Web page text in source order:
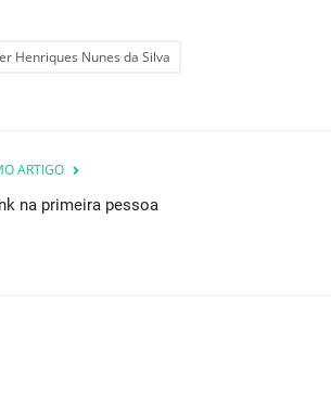
Henriques Nunes da Silva
ARTIGO
na primeira pessoa